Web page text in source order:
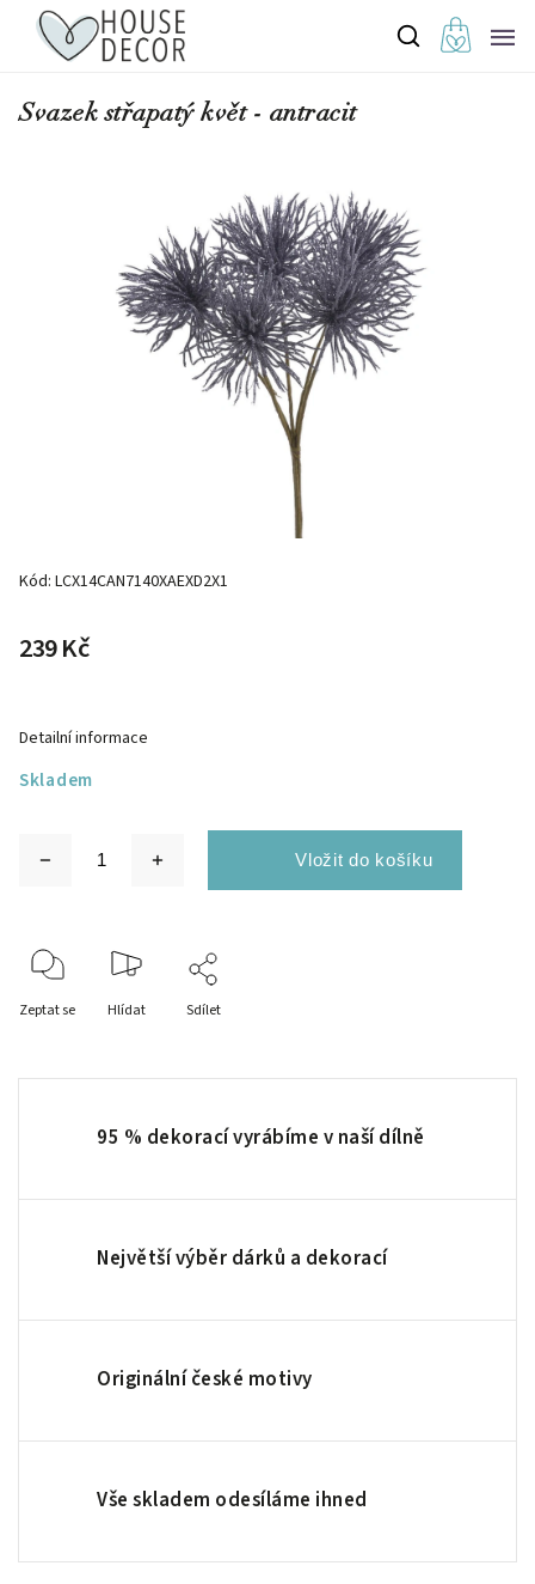
Svazek střapatý květ - antracit
Kód: LCX14CAN7140XAEXD2X1
239 Kč
Skladem
Detailní informace
Zeptat se Hlídat Sdílet
95 % dekorací vyrábíme v naší dílně
Největší výběr dárků a dekorací
Originální české motivy
Vše skladem odesíláme ihned